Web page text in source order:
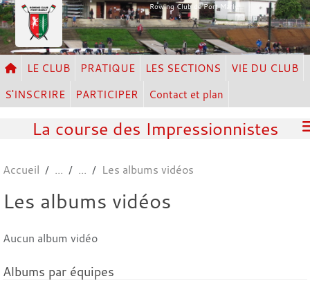
Rowing Club de Port Marly
LE CLUB PRATIQUE LES SECTIONS
VIE DU CLUB
S'INSCRIRE
PARTICIPER Contact et plan
La course des Impressionnistes
Accueil Les albums vidéos
Les albums vidéos
Aucun album vidéo
Albums par équipes
Panneau de gestion des cookies